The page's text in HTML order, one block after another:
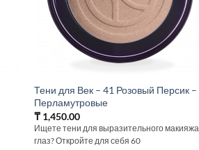
Тени для Век – 41 Розовый Персик –
Перламутровые
₸ 1,450.00
Ищете тени для выразительного макияжа
глаз? Откройте для себя 60